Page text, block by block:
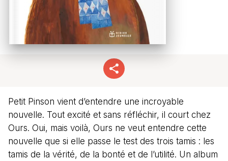
Petit Pinson vient d’entendre une incroyable
nouvelle. Tout excité et sans réfléchir, il court chez
Ours. Oui, mais voilà, Ours ne veut entendre cette
nouvelle que si elle passe le test des trois tamis : les
tamis de la vérité, de la bonté et de l’utilité. Un album